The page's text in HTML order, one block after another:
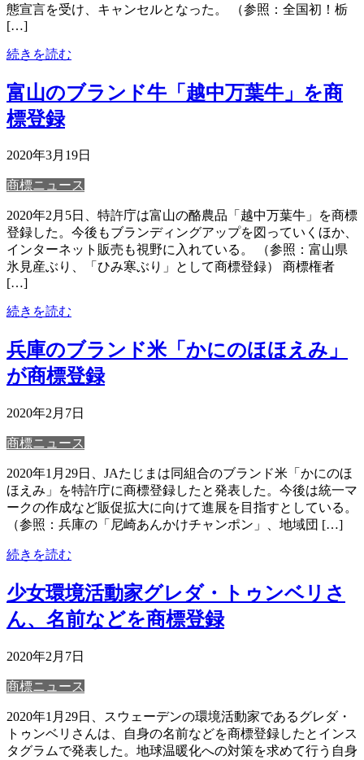
態宣言を受け、キャンセルとなった。 （参照：全国初！栃
[…]
続きを読む
富山のブランド牛「越中万葉牛」を商
標登録
2020年3月19日
商標ニュース
2020年2月5日、特許庁は富山の酪農品「越中万葉牛」を商標
登録した。今後もブランディングアップを図っていくほか、
インターネット販売も視野に入れている。 （参照：富山県
氷見産ぶり、「ひみ寒ぶり」として商標登録） 商標権者
[…]
続きを読む
兵庫のブランド米「かにのほほえみ」
が商標登録
2020年2月7日
商標ニュース
2020年1月29日、JAたじまは同組合のブランド米「かにのほ
ほえみ」を特許庁に商標登録したと発表した。今後は統一マ
ークの作成など販促拡大に向けて進展を目指すとしている。
（参照：兵庫の「尼崎あんかけチャンポン」、地域団 […]
続きを読む
少女環境活動家グレダ・トゥンベリさ
ん、名前などを商標登録
2020年2月7日
商標ニュース
2020年1月29日、スウェーデンの環境活動家であるグレダ・
トゥンベリさんは、自身の名前などを商標登録したとインス
タグラムで発表した。地球温暖化への対策を求めて行う自身